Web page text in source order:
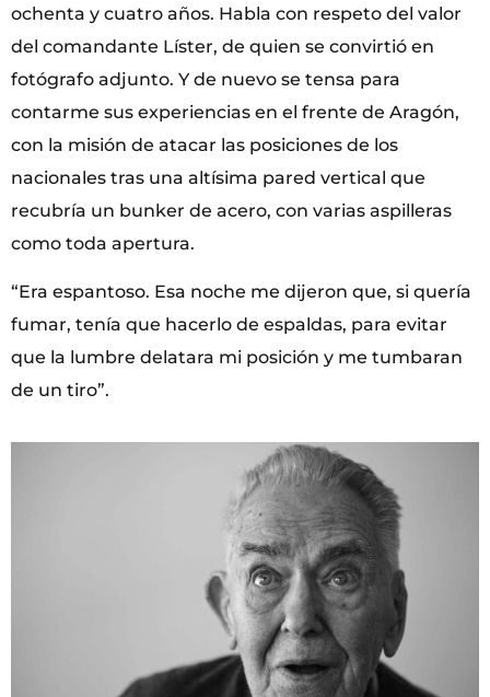
ochenta y cuatro años. Habla con respeto del valor
del comandante Líster, de quien se convirtió en
fotógrafo adjunto. Y de nuevo se tensa para
contarme sus experiencias en el frente de Aragón,
con la misión de atacar las posiciones de los
nacionales tras una altísima pared vertical que
recubría un bunker de acero, con varias aspilleras
como toda apertura.
“Era espantoso. Esa noche me dijeron que, si quería
fumar, tenía que hacerlo de espaldas, para evitar
que la lumbre delatara mi posición y me tumbaran
de un tiro”.